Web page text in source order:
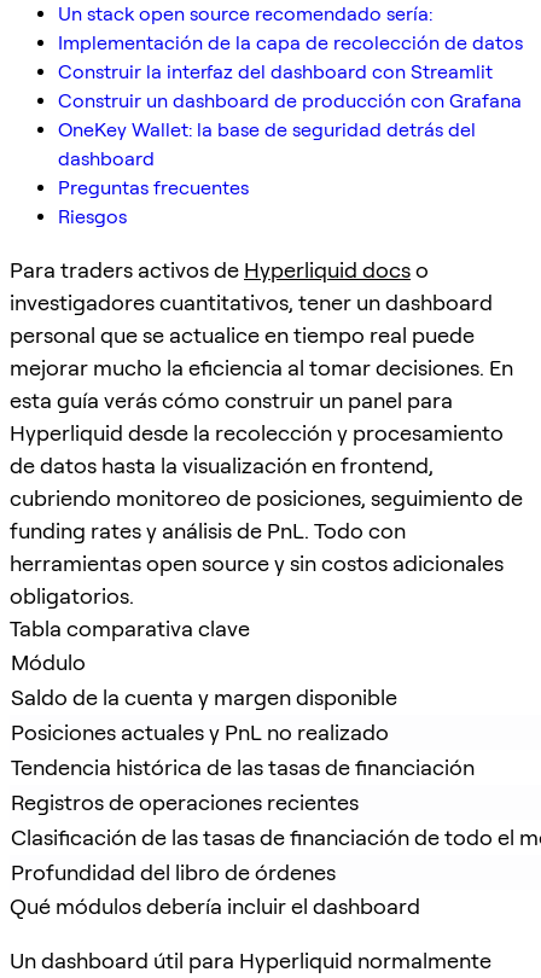
Un stack open source recomendado sería:
Implementación de la capa de recolección de datos
Construir la interfaz del dashboard con Streamlit
Construir un dashboard de producción con Grafana
OneKey Wallet: la base de seguridad detrás del
dashboard
Preguntas frecuentes
Riesgos
Para traders activos de Hyperliquid docso
investigadores cuantitativos, tener un dashboard
personal que se actualice en tiempo real puede
mejorar mucho la eficiencia al tomar decisiones. En
esta guía verás cómo construir un panel para
Hyperliquid desde la recolección y procesamiento
de datos hasta la visualización en frontend,
cubriendo monitoreo de posiciones, seguimiento de
funding rates y análisis de PnL. Todo con
herramientas open source y sin costos adicionales
obligatorios.
Tabla comparativa clave
Módulo
Saldo de la cuenta y margen disponible
Posiciones actuales y PnL no realizado
Tendencia histórica de las tasas de financiación
Registros de operaciones recientes
Clasificación de las tasas de financiación de todo el
Profundidad del libro de órdenes
Qué módulos debería incluir el dashboard
Un dashboard útil para Hyperliquid normalmente